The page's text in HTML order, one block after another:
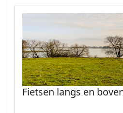
Fietsen langs en